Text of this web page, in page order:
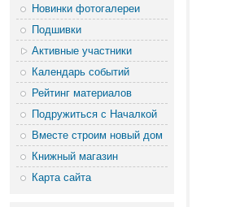
Новинки фотогалереи
Подшивки
Активные участники
Календарь событий
Рейтинг материалов
Подружиться с Началкой
Вместе строим новый дом
Книжный магазин
Карта сайта